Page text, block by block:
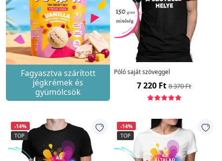
Fagyasztva szárított
jégkrémek és
gyümölcsök
Póló saját szöveggel
7 220 Ft 8 370 Ft
-14%
TOP
-14%
TOP